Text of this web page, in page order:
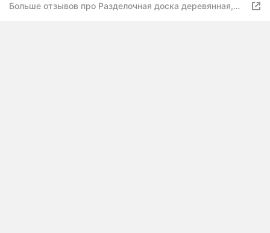
Больше отзывов про Разделочная доска деревянная,